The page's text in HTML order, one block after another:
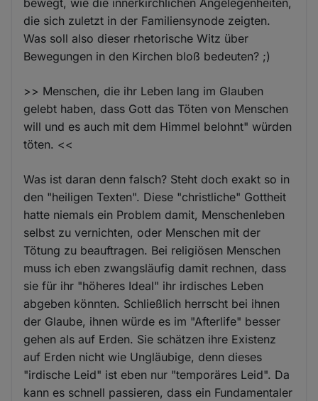
bewegt, wie die innerkirchlichen Angelegenheiten,
die sich zuletzt in der Familiensynode zeigten.
Was soll also dieser rhetorische Witz über
Bewegungen in den Kirchen bloß bedeuten? ;)
>> Menschen, die ihr Leben lang im Glauben
gelebt haben, dass Gott das Töten von Menschen
will und es auch mit dem Himmel belohnt" würden
töten. <<
Was ist daran denn falsch? Steht doch exakt so in
den "heiligen Texten". Diese "christliche" Gottheit
hatte niemals ein Problem damit, Menschenleben
selbst zu vernichten, oder Menschen mit der
Tötung zu beauftragen. Bei religiösen Menschen
muss ich eben zwangsläufig damit rechnen, dass
sie für ihr "höheres Ideal" ihr irdisches Leben
abgeben könnten. Schließlich herrscht bei ihnen
der Glaube, ihnen würde es im "Afterlife" besser
gehen als auf Erden. Sie schätzen ihre Existenz
auf Erden nicht wie Ungläubige, denn dieses
"irdische Leid" ist eben nur "temporäres Leid". Da
kann es schnell passieren, dass ein Fundamentaler